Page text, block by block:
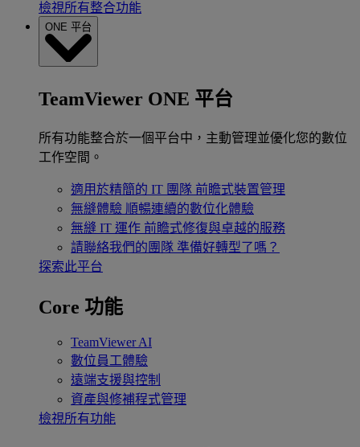
檢視所有整合功能
ONE 平台
TeamViewer ONE 平台
所有功能整合於一個平台中，主動管理並優化您的數位
工作空間。
適用於精簡的 IT 團隊 前瞻式裝置管理
無縫體驗 順暢連續的數位化體驗
無縫 IT 運作 前瞻式修復與卓越的服務
請聯絡我們的團隊 準備好轉型了嗎？
探索此平台
Core 功能
TeamViewer AI
數位員工體驗
遠端支援與控制
資產與修補程式管理
檢視所有功能